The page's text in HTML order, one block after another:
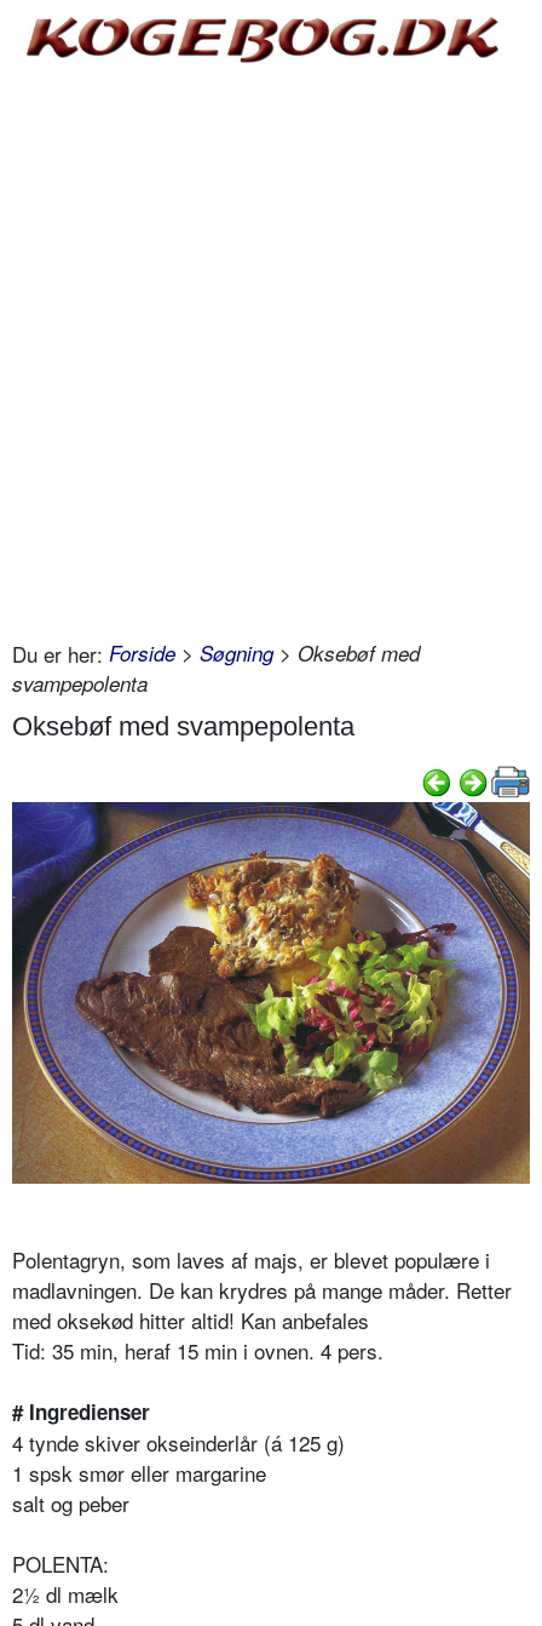
Du er her: Forside > Søgning> Oksebøf med
svampepolenta
Oksebøf med svampepolenta
Polentagryn, som laves af majs, er blevet populære i
madlavningen. De kan krydres på mange måder. Retter
med oksekød hitter altid! Kan anbefales
Tid: 35 min, heraf 15 min i ovnen. 4 pers.
# Ingredienser
4 tynde skiver okseinderlår (á 125 g)
1 spsk smør eller margarine
salt og peber
POLENTA:
2½ dl mælk